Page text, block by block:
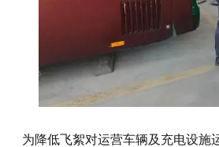
为降低飞絮对运营车辆及充电设施